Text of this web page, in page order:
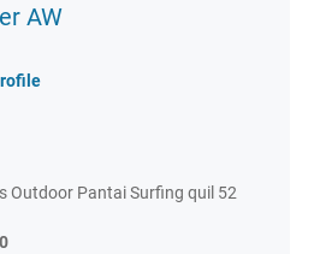
AW
Outdoor Pantai Surfing quil 52